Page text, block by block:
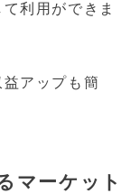
利用ができま
アップも簡
マーケット